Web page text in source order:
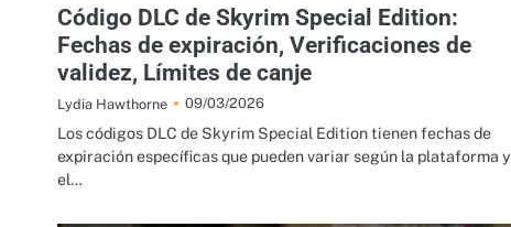
Código DLC de Skyrim Special Edition:
Fechas de expiración, Verificaciones de
validez, Límites de canje
Lydia Hawthorne 09/03/2026
Los códigos DLC de Skyrim Special Edition tienen fechas de
expiración específicas que pueden variar según la plataforma y
el…